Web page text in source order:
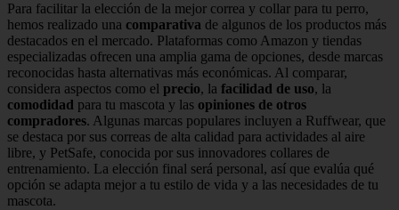
Para facilitar la elección de la mejor correa y collar para tu perro,
hemos realizado una comparativa de algunos de los productos más
destacados en el mercado. Plataformas como Amazon y tiendas
especializadas ofrecen una amplia gama de opciones, desde marcas
reconocidas hasta alternativas más económicas. Al comparar,
considera aspectos como el precio, la facilidad de uso, la
comodidad para tu mascota y las opiniones de otros
compradores. Algunas marcas populares incluyen a Ruffwear, que
se destaca por sus correas de alta calidad para actividades al aire
libre, y PetSafe, conocida por sus innovadores collares de
entrenamiento. La elección final será personal, así que evalúa qué
opción se adapta mejor a tu estilo de vida y a las necesidades de tu
mascota.